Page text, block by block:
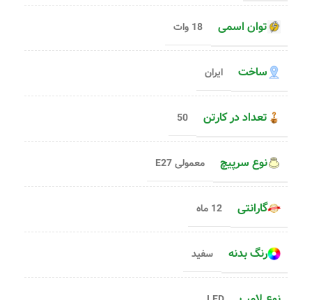
توان اسمی 18 وات
ساخت ایران
تعداد در کارتن 50
نوع سرپیچ معمولی E27
گارانتی 12 ماه
رنگ بدنه سفید